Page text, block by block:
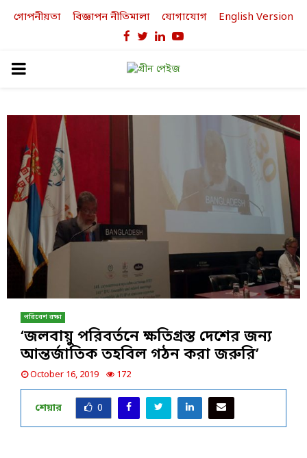
গোপনীয়তা বিজ্ঞাপন নীতিমালা যোগাযোগ English Version
Facebook
TwitterLinkedinYoutube
PRIMARY
পরিবেশ রক্ষা
‘জলবায়ু পরিবর্তনে ক্ষতিগ্রস্ত দেশের জন্য
আন্তর্জাতিক তহবিল গঠন করা জরুরি’
October 16, 2019 172
শেয়ার 0